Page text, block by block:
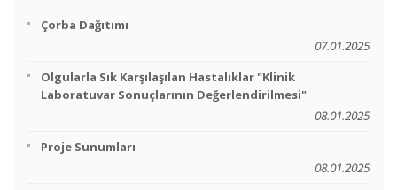
Çorba Dağıtımı
07.01.2025
Olgularla Sık Karşılaşılan Hastalıklar "Klinik
Laboratuvar Sonuçlarının Değerlendirilmesi"
08.01.2025
Proje Sunumları
08.01.2025